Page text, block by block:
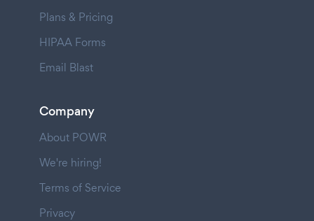
Plans & Pricing
HIPAA Forms
Email Blast
Company
About POWR
We're hiring!
Terms of Service
Privacy